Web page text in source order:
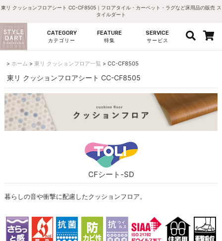
東リ クッションフロアシート CC-CF8505｜フロアタイル・カーペット・ラグなど床用品の販売 ス
タイルダート
CATEGORY
カテゴリー
FEATURE
特集
SERVICE
サービス
ホーム 東リ クッションフロア一覧 CC-CF8505
東リ クッションフロアシート CC-CF8505
CFシート-SD
暮らしの音や衝撃に配慮したクッションフロア。